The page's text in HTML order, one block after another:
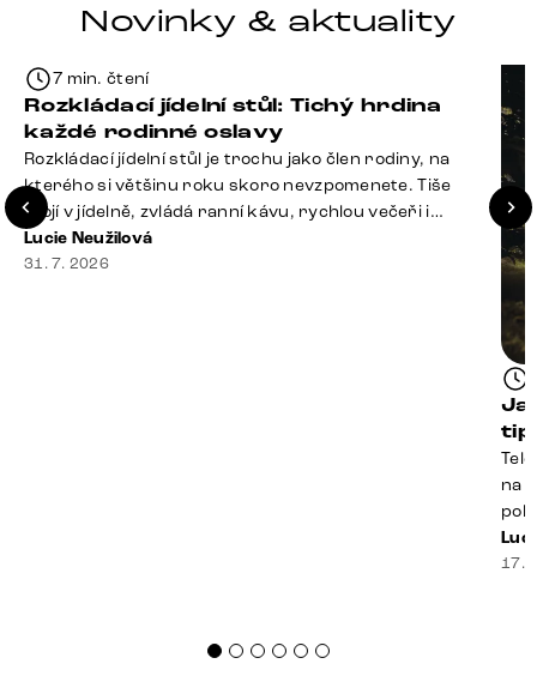
Novinky & aktuality
7 min. čtení
Rozkládací jídelní stůl: Tichý hrdina
každé rodinné oslavy
Rozkládací jídelní stůl je trochu jako člen rodiny, na
kterého si většinu roku skoro nevzpomenete. Tiše
stojí v jídelně, zvládá ranní kávu, rychlou večeři i
hromadu dopisů, které je potřeba „někdy vyřídit“. Pak
ale přijdou Vánoce, narozeniny nebo zpráva: „Stavíme
Lucie Neužilová
31. 7. 2026
na
17.